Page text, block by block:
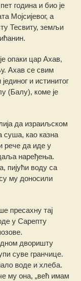
година и био је
Мојсијевог, а
Тесвиту, земљи
опаки цар Ахав,
Ахав се свим
и истинитог
(Балу), коме је
да израиљском
суша, као казна
рече да иде у
наређења.
пијући воду са
му доносили
пресахну тај
у Сарепту
дворишту
суве гранчице.
воде и хлеба.
му она, „већ имам